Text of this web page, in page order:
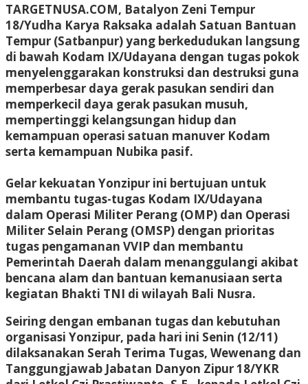
TARGETNUSA.COM, Batalyon Zeni Tempur
18/Yudha Karya Raksaka adalah Satuan Bantuan
Tempur (Satbanpur) yang berkedudukan langsung
di bawah Kodam IX/Udayana dengan tugas pokok
menyelenggarakan konstruksi dan destruksi guna
memperbesar daya gerak pasukan sendiri dan
memperkecil daya gerak pasukan musuh,
mempertinggi kelangsungan hidup dan
kemampuan operasi satuan manuver Kodam
serta kemampuan Nubika pasif.
Gelar kekuatan Yonzipur ini bertujuan untuk
membantu tugas-tugas Kodam IX/Udayana
dalam Operasi Militer Perang (OMP) dan Operasi
Militer Selain Perang (OMSP) dengan prioritas
tugas pengamanan VVIP dan membantu
Pemerintah Daerah dalam menanggulangi akibat
bencana alam dan bantuan kemanusiaan serta
kegiatan Bhakti TNI di wilayah Bali Nusra.
Seiring dengan embanan tugas dan kebutuhan
organisasi Yonzipur, pada hari ini Senin (12/11)
dilaksanakan Serah Terima Tugas, Wewenang dan
Tanggungjawab Jabatan Danyon Zipur 18/YKR